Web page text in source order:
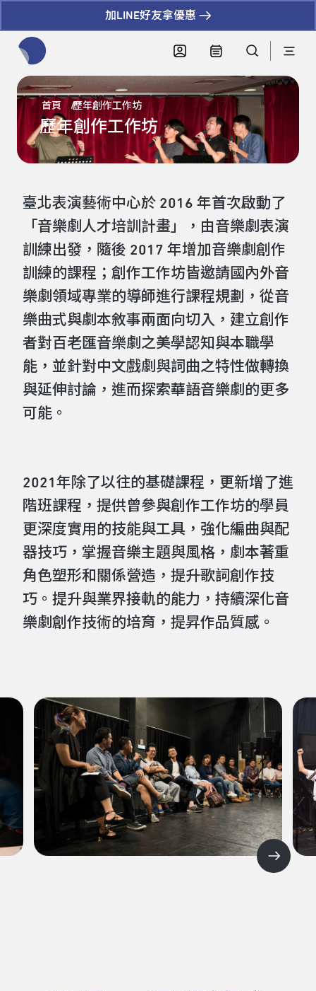
加LINE好友拿優惠
首頁 歷年創作工作坊
歷年創作工作坊
臺北表演藝術中心於 2016 年首次啟動了
「音樂劇人才培訓計畫」，由音樂劇表演
訓練出發，隨後 2017 年增加音樂劇創作
訓練的課程；創作工作坊皆邀請國內外音
樂劇領域專業的導師進行課程規劃，從音
樂曲式與劇本敘事兩面向切入，建立創作
者對百老匯音樂劇之美學認知與本職學
能，並針對中文戲劇與詞曲之特性做轉換
與延伸討論，進而探索華語音樂劇的更多
可能。
2021年除了以往的基礎課程，更新增了進
階班課程，提供曾參與創作工作坊的學員
更深度實用的技能與工具，強化編曲與配
器技巧，掌握音樂主題與風格，劇本著重
角色塑形和關係營造，提升歌詞創作技
巧。提升與業界接軌的能力，持續深化音
樂劇創作技術的培育，提昇作品質感。